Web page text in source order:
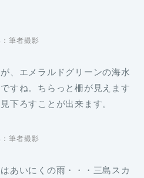
筆者撮影
、エメラルドグリーンの海水
すね。ちらっと柵が見えます
下ろすことが出来ます。
筆者撮影
あいにくの雨・・・三島スカ